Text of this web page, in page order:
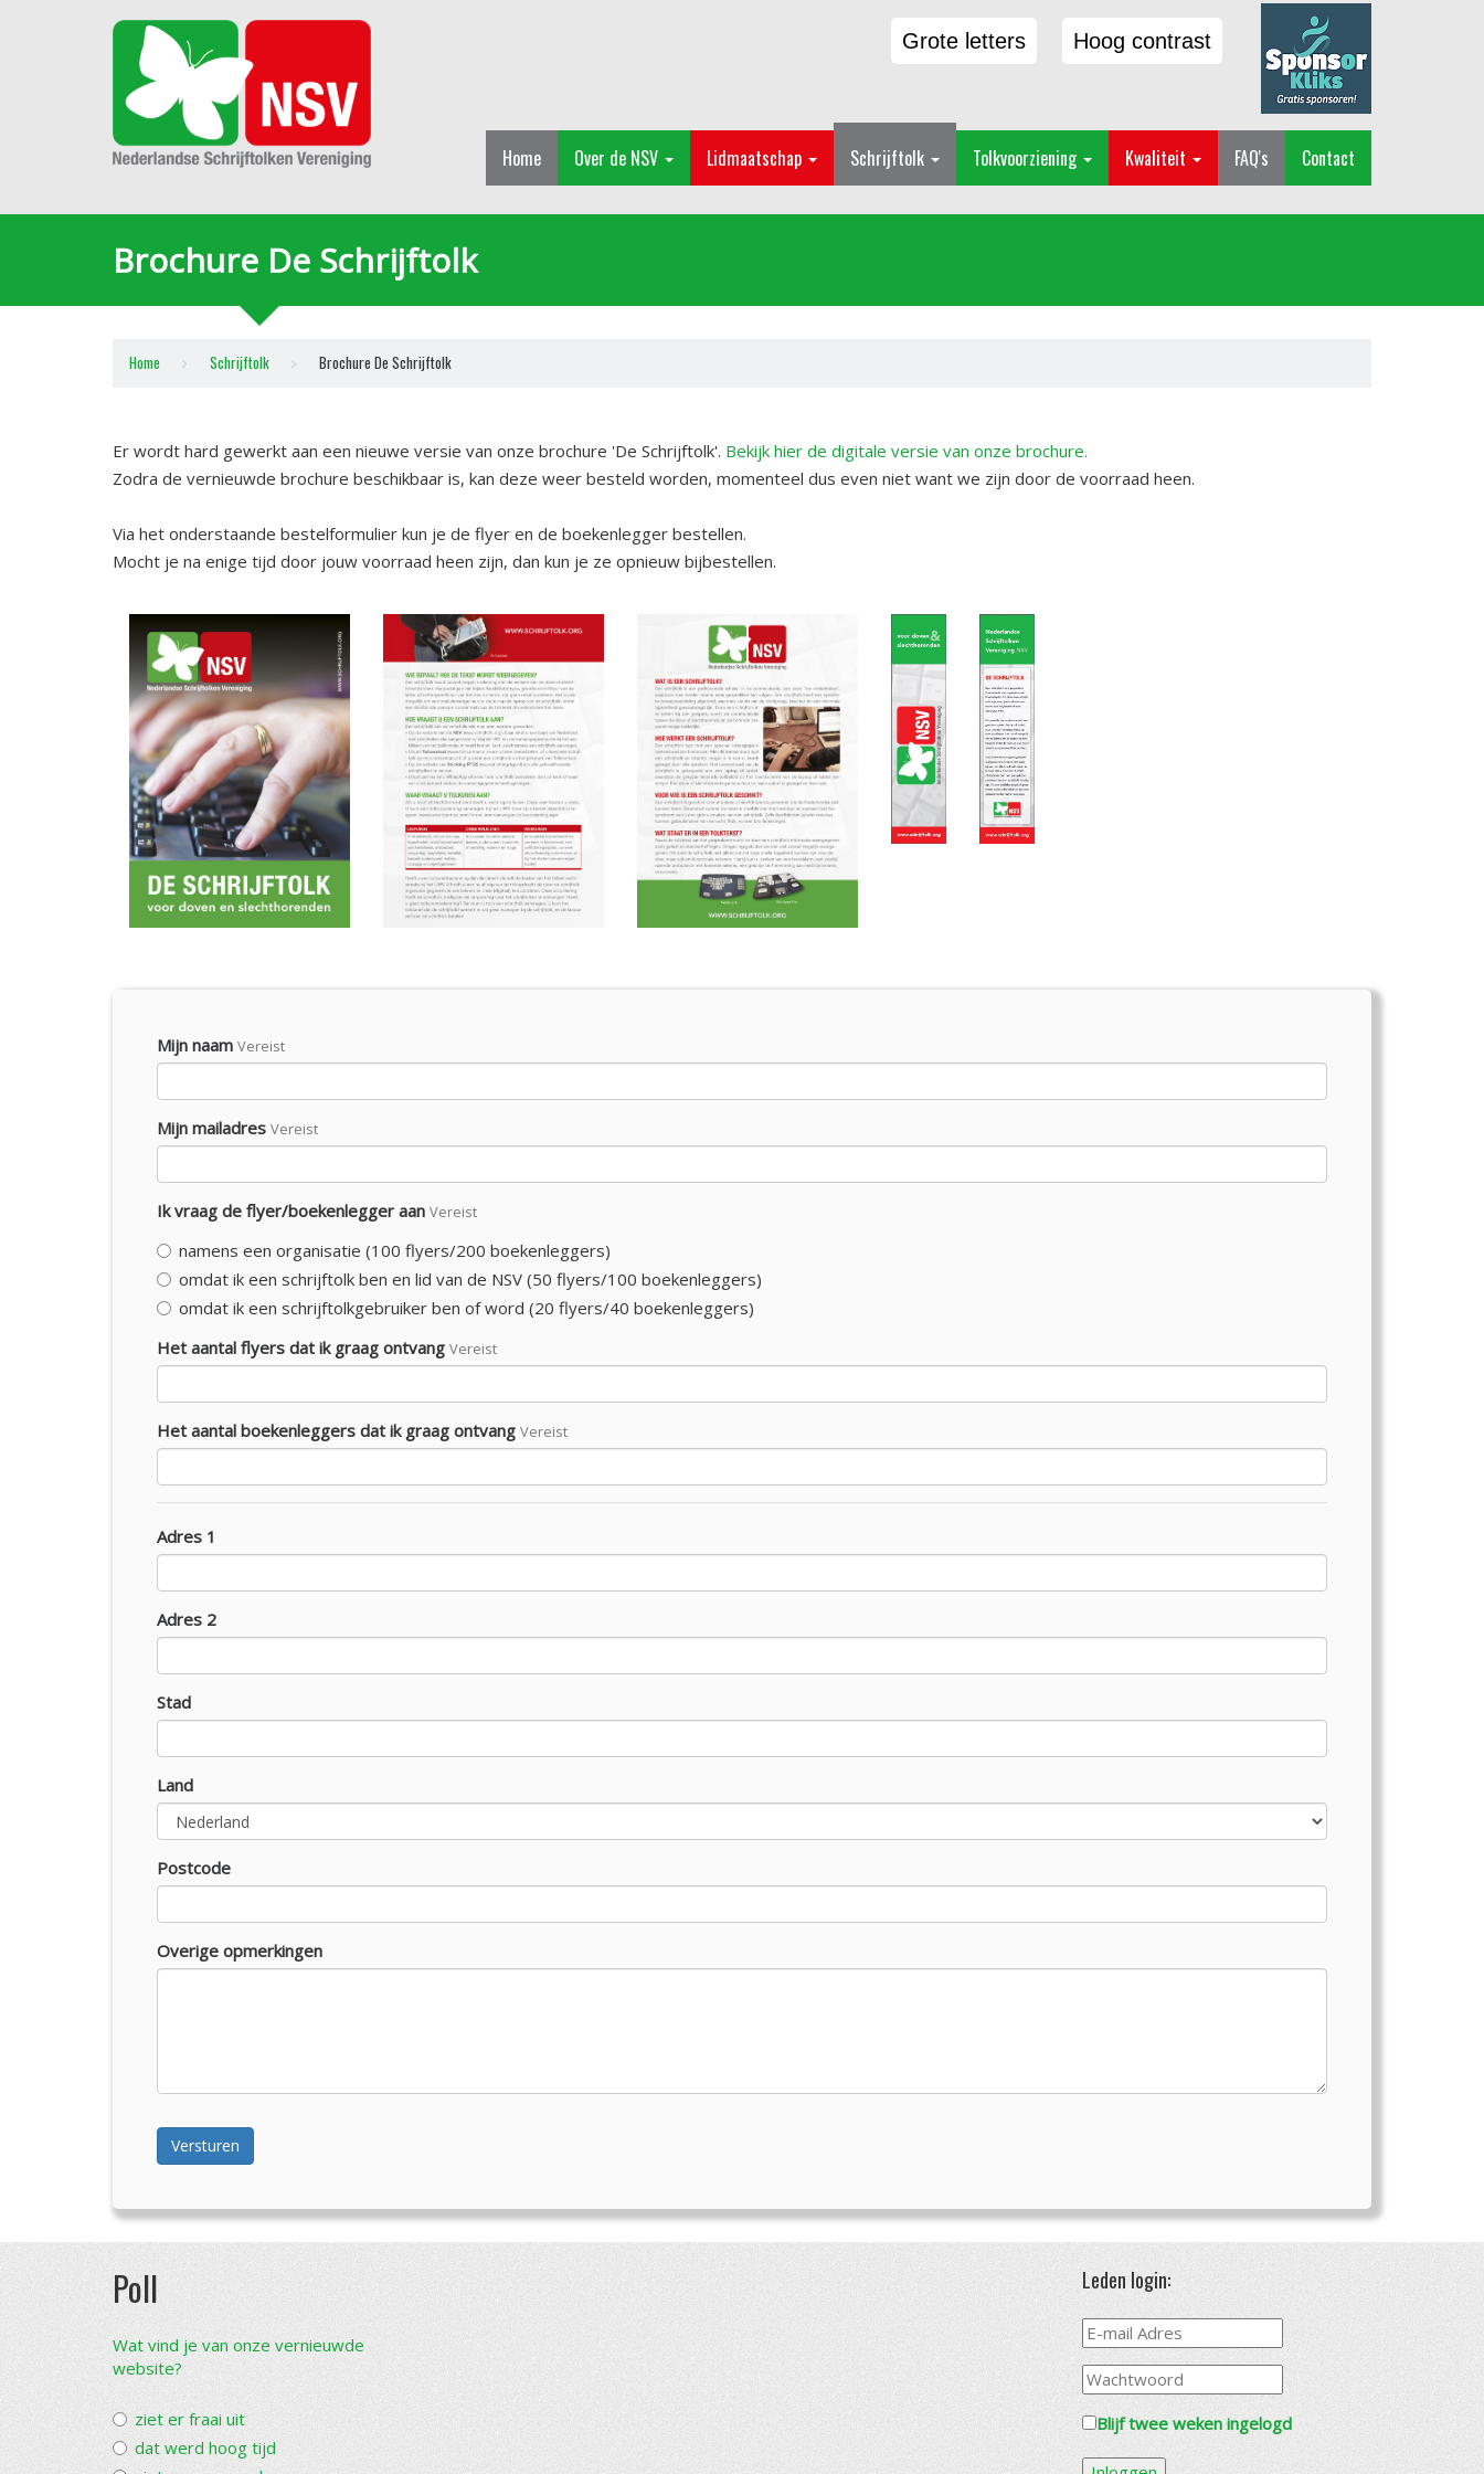
Grote letters Hoog contrast
Home Over de NSV Lidmaatschap Schrijftolk Tolkvoorziening Kwaliteit FAQ's Contact
Brochure De Schrijftolk
Home Schrijftolk Brochure De Schrijftolk
Er wordt hard gewerkt aan een nieuwe versie van onze brochure 'De Schrijftolk'. Bekijk hier de digitale versie van onze brochure.
Zodra de vernieuwde brochure beschikbaar is, kan deze weer besteld worden, momenteel dus even niet want we zijn door de voorraad heen.
Via het onderstaande bestelformulier kun je de flyer en de boekenlegger bestellen.
Mocht je na enige tijd door jouw voorraad heen zijn, dan kun je ze opnieuw bijbestellen.
Mijn naam Vereist
Mijn mailadres Vereist
Ik vraag de flyer/boekenlegger aan Vereist
namens een organisatie (100 flyers/200 boekenleggers)
omdat ik een schrijftolk ben en lid van de NSV (50 flyers/100 boekenleggers)
omdat ik een schrijftolkgebruiker ben of word (20 flyers/40 boekenleggers)
Het aantal flyers dat ik graag ontvang Vereist
Het aantal boekenleggers dat ik graag ontvang Vereist
Adres 1
Adres 2
Stad
Land
Postcode
Overige opmerkingen
Versturen
Poll
Wat vind je van onze vernieuwde
website?
ziet er fraai uit
dat werd hoog tijd
Leden login:
Blijf twee weken ingelogd